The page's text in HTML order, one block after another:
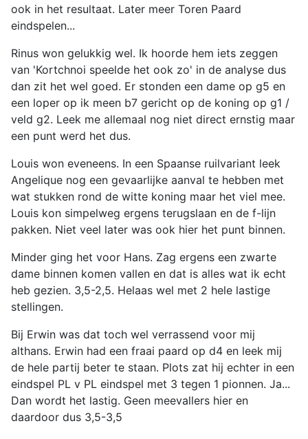
ook in het resultaat. Later meer Toren Paard
eindspelen...
Rinus won gelukkig wel. Ik hoorde hem iets zeggen
van 'Kortchnoi speelde het ook zo' in de analyse dus
dan zit het wel goed. Er stonden een dame op g5 en
een loper op ik meen b7 gericht op de koning op g1 /
veld g2. Leek me allemaal nog niet direct ernstig maar
een punt werd het dus.
Louis won eveneens. In een Spaanse ruilvariant leek
Angelique nog een gevaarlijke aanval te hebben met
wat stukken rond de witte koning maar het viel mee.
Louis kon simpelweg ergens terugslaan en de f-lijn
pakken. Niet veel later was ook hier het punt binnen.
Minder ging het voor Hans. Zag ergens een zwarte
dame binnen komen vallen en dat is alles wat ik echt
heb gezien. 3,5-2,5. Helaas wel met 2 hele lastige
stellingen.
Bij Erwin was dat toch wel verrassend voor mij
althans. Erwin had een fraai paard op d4 en leek mij
de hele partij beter te staan. Plots zat hij echter in een
eindspel PL v PL eindspel met 3 tegen 1 pionnen. Ja...
Dan wordt het lastig. Geen meevallers hier en
daardoor dus 3,5-3,5